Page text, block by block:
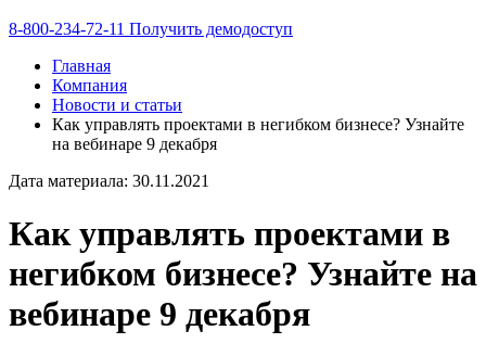
8-800-234-72-11 Получить демодоступ
Главная
Компания
Новости и статьи
Как управлять проектами в негибком бизнесе? Узнайте
на вебинаре 9 декабря
Дата материала: 30.11.2021
Как управлять проектами в
негибком бизнесе? Узнайте на
вебинаре 9 декабря